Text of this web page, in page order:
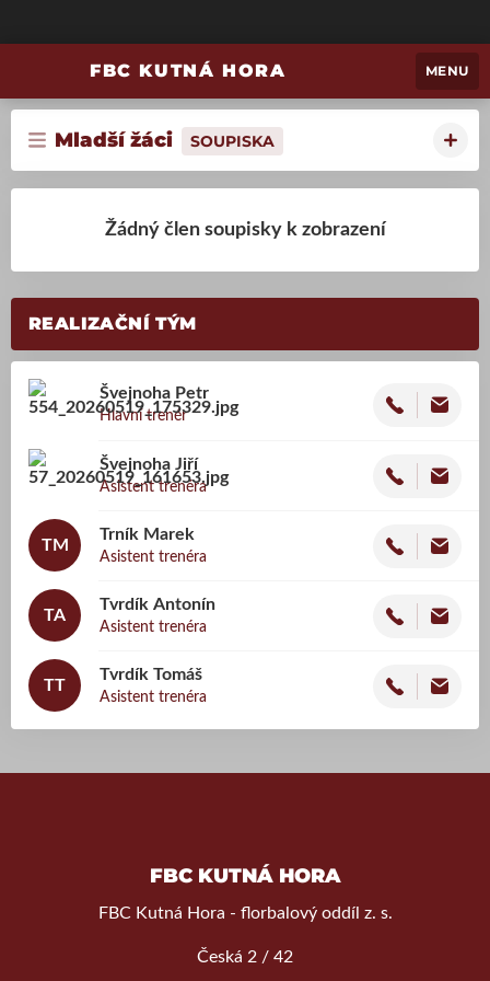
FBC KUTNÁ HORA MENU
Mladší žáci SOUPISKA
REALIZAČNÍ TÝM
Petr
Švejnoha
Hlavní trenér
Jiří
Švejnoha
Asistent trenéra
TM
Marek
Trník
Asistent trenéra
TA
Antonín
Tvrdík
Asistent trenéra
TT
Tomáš
Tvrdík
Asistent trenéra
Žádný člen soupisky k zobrazení
FBC KUTNÁ HORA
FBC Kutná Hora - florbalový oddíl z. s.
Česká 2 / 42